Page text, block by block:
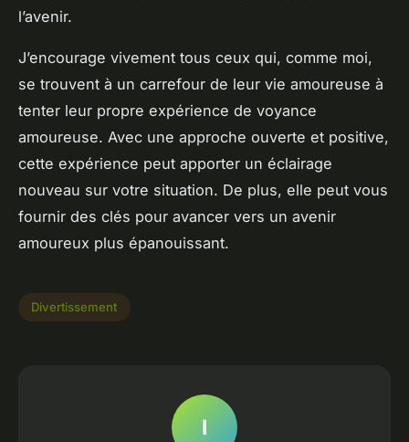
l’avenir.
J’encourage vivement tous ceux qui, comme moi,
se trouvent à un carrefour de leur vie amoureuse à
tenter leur propre expérience de voyance
amoureuse. Avec une approche ouverte et positive,
cette expérience peut apporter un éclairage
nouveau sur votre situation. De plus, elle peut vous
fournir des clés pour avancer vers un avenir
amoureux plus épanouissant.
Divertissement
I